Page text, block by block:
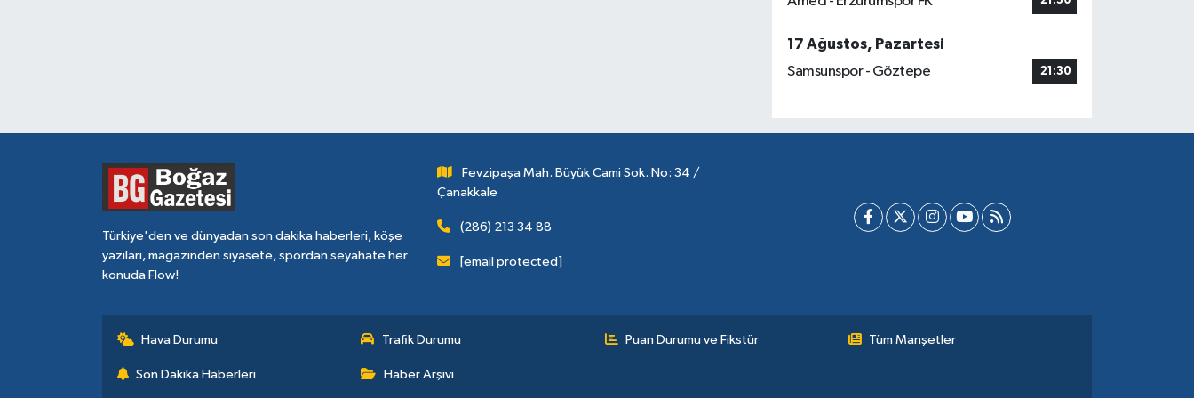
17 Ağustos, Pazartesi
Samsunspor - Göztepe
21:30
Türkiye'den ve dünyadan son dakika haberleri, köşe
yazıları, magazinden siyasete, spordan seyahate her
konuda Flow!
Fevzipaşa Mah. Büyük Cami Sok. No: 34 /
Çanakkale
(286) 213 34 88
[email protected]
Hava Durumu Trafik Durumu Puan Durumu ve Fikstür Tüm Manşetler
Son Dakika Haberleri Haber Arşivi